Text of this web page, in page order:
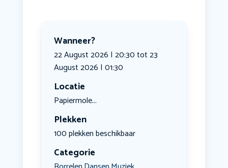
Wanneer?
22 August 2026 | 20:30 tot 23
August 2026 | 01:30
Locatie
Papiermole...
Plekken
100 plekken beschikbaar
Categorie